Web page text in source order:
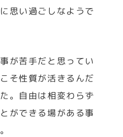
思い過ごしなようで
が苦手だと思ってい
そ性質が活きるんだ
。自由は相変わらず
ができる場がある事